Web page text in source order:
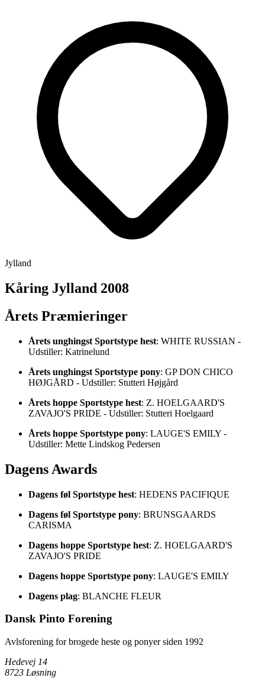
Jylland
Kåring Jylland 2008
Årets Præmieringer
Årets unghingst Sportstype hest: WHITE RUSSIAN -
Udstiller: Katrinelund
Årets unghingst Sportstype pony: GP DON CHICO
HØJGÅRD - Udstiller: Stutteri Højgård
Årets hoppe Sportstype hest: Z. HOELGAARD'S
ZAVAJO'S PRIDE - Udstiller: Stutteri Hoelgaard
Årets hoppe Sportstype pony: LAUGE'S EMILY -
Udstiller: Mette Lindskog Pedersen
Dagens Awards
Dagens føl Sportstype hest: HEDENS PACIFIQUE
Dagens føl Sportstype pony: BRUNSGAARDS
CARISMA
Dagens hoppe Sportstype hest: Z. HOELGAARD'S
ZAVAJO'S PRIDE
Dagens hoppe Sportstype pony: LAUGE'S EMILY
Dagens plag: BLANCHE FLEUR
Dansk Pinto Forening
Avlsforening for brogede heste og ponyer siden 1992
Hedevej 14
8723 Løsning